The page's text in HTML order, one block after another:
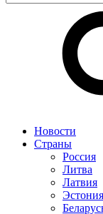
Новости
Страны
Россия
Литва
Латвия
Эстония